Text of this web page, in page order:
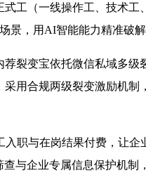
工（一线操作工、技术
，用AI智能能力精准破
裂变宝依托微信私域多
用合规两级裂变激励机
职与在岗结果付费，让
与企业专属信息保护机